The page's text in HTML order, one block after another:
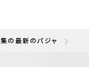
の最新のパジャマとし